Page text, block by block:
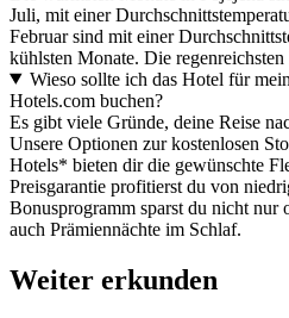
Juli, mit einer
Februar sind mit einer
kühlsten Monate. Die
Wieso sollte ich das Hotel für
Hotels.com buchen?
Es gibt viele Gründe, deine Reise
Unsere Optionen zur kostenlosen
Hotels* bieten dir die gewünschte
Preisgarantie profitierst du von
Bonusprogramm sparst du nicht nur
auch Prämiennächte im Schlaf.
Weiter erkunden